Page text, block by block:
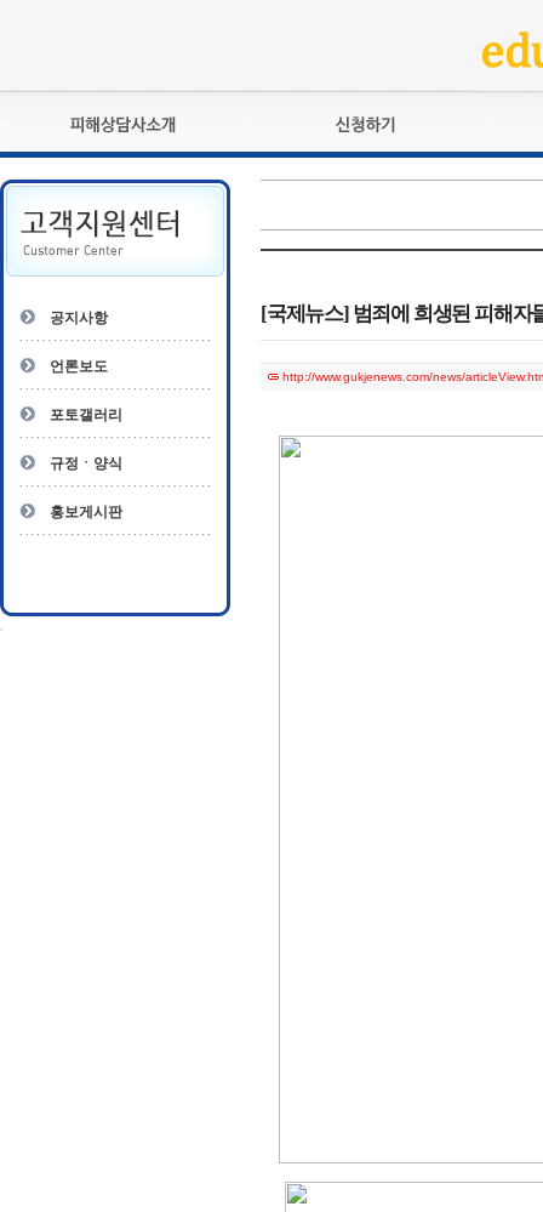
피해상담사란?
자격관리규정
상담사 자격증 확인
- 피해상담사 1급
- 전문수련감독자
- 전문수련기관
교육훈련
자격복원
공지사항
언론보도
포토갤러리
규정ㆍ양식
홍보게시판
[국제뉴스] 범죄에 희생된 피해자
http://www.gukjenews.com/news/